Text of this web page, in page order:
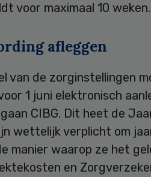
voor maximaal 10 weken.
afleggen
van de zorginstellingen
1 juni elektronisch
CIBG. Dit heet de
wettelijk verplicht om
manier waarop ze het
en